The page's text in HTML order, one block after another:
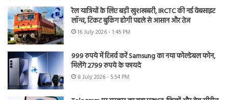
रेल यात्रियों के लिए बड़ी खुशखबरी, IRCTC की नई वेबसाइट
लॉन्च, टिकट बुकिंग होगी पहले से आसान और तेज
16 July 2026 - 1:45 PM
999 रुपये में रिजर्व करें Samsung का नया फोल्डेबल फोन,
मिलेंगे 2799 रुपये के फायदे
8 July 2026 - 5:54 PM